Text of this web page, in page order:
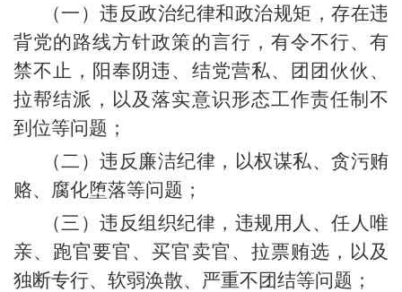
（一）违反政治纪律和政治规矩，存在违
背党的路线方针政策的言行，有令不行、有
禁不止，阳奉阴违、结党营私、团团伙伙、
拉帮结派，以及落实意识形态工作责任制不
到位等问题；
（二）违反廉洁纪律，以权谋私、贪污贿
赂、腐化堕落等问题；
（三）违反组织纪律，违规用人、任人唯
亲、跑官要官、买官卖官、拉票贿选，以及
独断专行、软弱涣散、严重不团结等问题；